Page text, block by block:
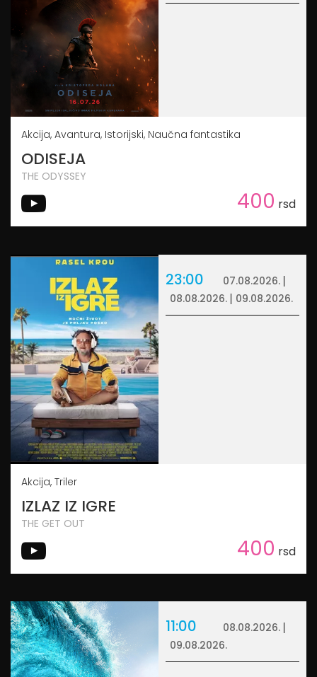
Akcija, Avantura, Istorijski, Naučna fantastika
ODISEJA
THE ODYSSEY
400 rsd
23:00
07.08.2026.
08.08.2026.
09.08.2026.
Akcija, Triler
IZLAZ IZ IGRE
THE GET OUT
400 rsd
11:00
08.08.2026.
09.08.2026.